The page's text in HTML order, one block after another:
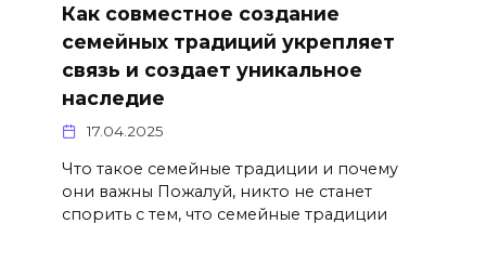
Как совместное создание
семейных традиций укрепляет
связь и создает уникальное
наследие
17.04.2025
Что такое семейные традиции и почему
они важны Пожалуй, никто не станет
спорить с тем, что семейные традиции